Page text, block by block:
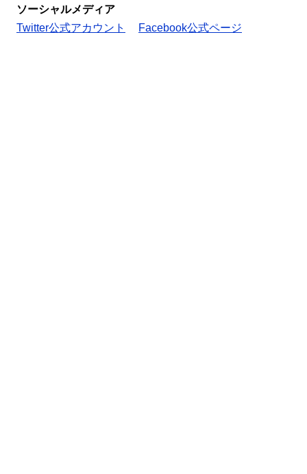
ソーシャルメディア
Twitter公式アカウント
Facebook公式ページ